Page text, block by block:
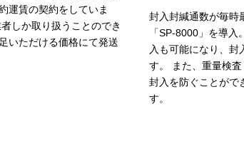
運賃の契約をしていま
しか取り扱うことのでき
いただける価格にて発送
封入封緘通数が毎時
「SP-8000」を導
入も可能になり、封
す。 また、重量検
封入を防ぐことがで
す。